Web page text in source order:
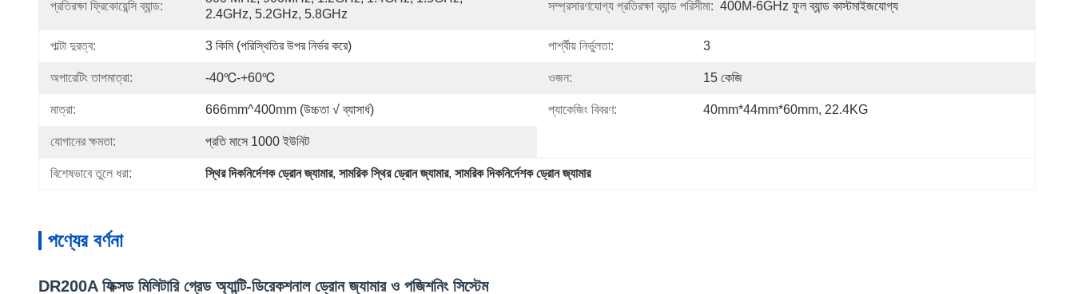
প্রতিরক্ষা ফ্রিকোয়েন্সি ব্যান্ড:
2.4GHz, 5.2GHz, 5.8GHz
সম্প্রসারণযোগ্য প্রতিরক্ষা ব্যান্ড পরিসীমা: 400M-6GHz ফুল ব্যান্ড কাস্টমাইজযোগ্য
পাল্টা দুরত্ব: 3 কিমি (পরিস্থিতির উপর নির্ভর করে) পার্শ্বীয় নির্ভুলতা: 3
অপারেটিং তাপমাত্রা: -40℃-+60℃ ওজন: 15 কেজি
মাত্রা: 666mm^400mm (উচ্চতা √ ব্যাসার্ধ) প্যাকেজিং বিবরণ: 40mm*44mm*60mm, 22.4KG
যোগানের ক্ষমতা: প্রতি মাসে 1000 ইউনিট
বিশেষভাবে তুলে ধরা: স্থির দিকনির্দেশক ড্রোন জ্যামার, সামরিক স্থির ড্রোন জ্যামার, সামরিক দিকনির্দেশক ড্রোন জ্যামার
পণ্যের বর্ণনা
DR200A ফিক্সড মিলিটারি গ্রেড অ্যান্টি-ডিরেকশনাল ড্রোন জ্যামার ও পজিশনিং সিস্টেম